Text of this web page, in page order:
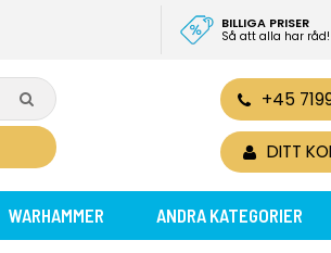
BILLIGA PRISER
Så att alla har råd!
+45
DITT
WARHAMMER ANDRA KATEGORIER